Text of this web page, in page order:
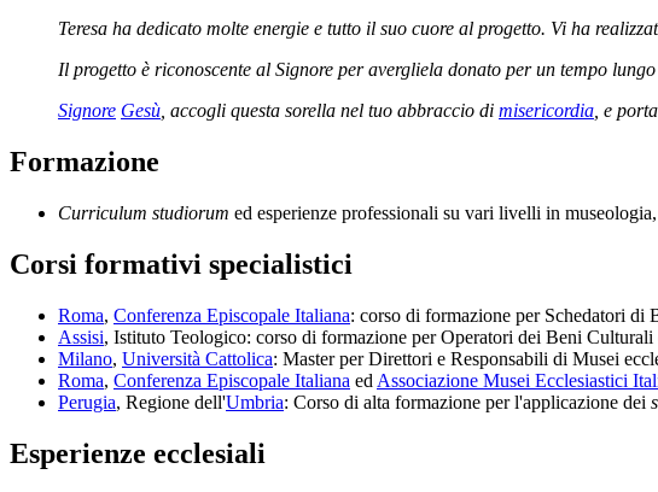
Teresa ha dedicato molte energie e tutto il suo cuore al progetto. Vi ha
Il progetto è riconoscente al Signore per avergliela donato per un tempo
Signore Gesù , accogli questa sorella nel tuo abbraccio di misericordia , e
Formazione
Curriculum studiorum ed esperienze professionali su vari livelli in
Corsi formativi specialistici
Roma, Conferenza Episcopale Italiana: corso di formazione per Schedatori di
Assisi, Istituto Teologico: corso di formazione per Operatori dei Beni
Milano, Università Cattolica: Master per Direttori e Responsabili di Musei
Roma, Conferenza Episcopale Italiana ed Associazione Musei Ecclesiastici
Perugia, Regione dell'Umbria: Corso di alta formazione per l'applicazione dei
Esperienze ecclesiali